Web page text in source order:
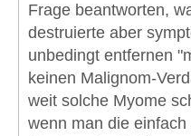
Frage beantworten,
destruierte aber
unbedingt entfernen
keinen Malignom-
weit solche Myome
wenn man die